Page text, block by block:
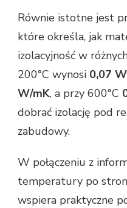
Równie istotne jest
które określa, jak
izolacyjność w
200°C wynosi 0,07
W/mK, a przy 600°C
dobrać izolację pod
zabudowy.
W połączeniu z
temperatury po
wspiera praktyczne